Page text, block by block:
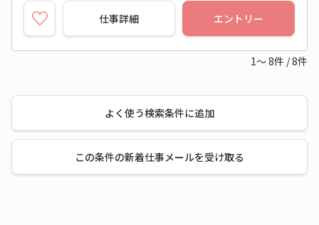
仕事詳細 エントリー
1～8件 /8件
よく使う検索条件に追加
この条件の新着仕事メールを受け取る